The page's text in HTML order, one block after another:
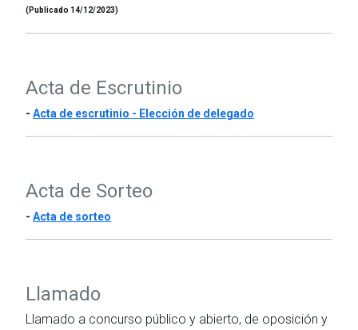
(Publicado 14/12/2023)
Acta de Escrutinio
- Acta de escrutinio - Elección de delegado
Acta de Sorteo
- Acta de sorteo
Llamado
Llamado a concurso público y abierto, de oposición y